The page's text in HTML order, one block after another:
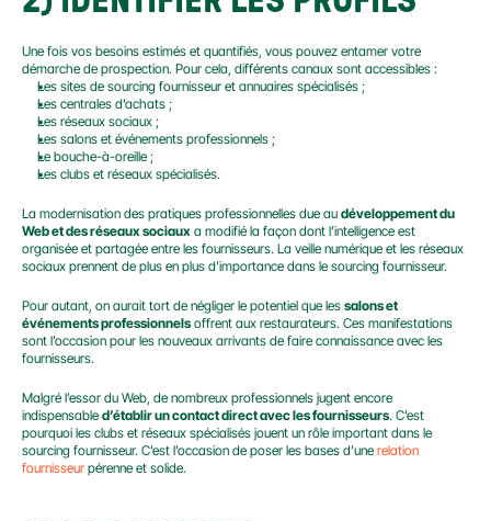
Une fois vos besoins estimés et quantifiés, vous pouvez entamer votre
démarche de prospection. Pour cela, différents canaux sont accessibles :
Les sites de sourcing fournisseur et annuaires spécialisés ;
Les centrales d’achats ;
Les réseaux sociaux ;
Les salons et événements professionnels ;
Le bouche-à-oreille ;
Les clubs et réseaux spécialisés.
La modernisation des pratiques professionnelles due au développement du
Web et des réseaux sociaux a modifié la façon dont l’intelligence est
organisée et partagée entre les fournisseurs. La veille numérique et les réseaux
sociaux prennent de plus en plus d’importance dans le sourcing fournisseur.
Pour autant, on aurait tort de négliger le potentiel que les salons et
événements professionnels offrent aux restaurateurs. Ces manifestations
sont l’occasion pour les nouveaux arrivants de faire connaissance avec les
fournisseurs.
Malgré l’essor du Web, de nombreux professionnels jugent encore
indispensable d’établir un contact direct avec les fournisseurs. C’est
pourquoi les clubs et réseaux spécialisés jouent un rôle important dans le
sourcing fournisseur. C’est l’occasion de poser les bases d’une relation
fournisseur pérenne et solide.